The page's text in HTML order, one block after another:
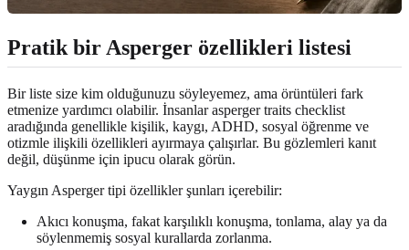
Pratik bir Asperger özellikleri listesi
Bir liste size kim olduğunuzu söyleyemez, ama örüntüleri fark
etmenize yardımcı olabilir. İnsanlar asperger traits checklist
aradığında genellikle kişilik, kaygı, ADHD, sosyal öğrenme ve
otizmle ilişkili özellikleri ayırmaya çalışırlar. Bu gözlemleri kanıt
değil, düşünme için ipucu olarak görün.
Yaygın Asperger tipi özellikler şunları içerebilir:
Akıcı konuşma, fakat karşılıklı konuşma, tonlama, alay ya da
söylenmemiş sosyal kurallarda zorlanma.